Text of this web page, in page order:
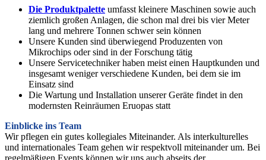
Die Produktpalette umfasst kleinere Maschinen sowie auch
ziemlich großen Anlagen, die schon mal drei bis vier Meter
lang und mehrere Tonnen schwer sein können
Unsere Kunden sind überwiegend Produzenten von
Mikrochips oder sind in der Forschung tätig
Unsere Servicetechniker haben meist einen Hauptkunden und
insgesamt weniger verschiedene Kunden, bei dem sie im
Einsatz sind
Die Wartung und Installation unserer Geräte findet in den
modernsten Reinräumen Eruopas statt
Einblicke ins Team
Wir pflegen ein gutes kollegiales Miteinander. Als interkulturelles
und internationales Team gehen wir respektvoll miteinander um. Bei
regelmäßigen Events können wir uns auch abseits der